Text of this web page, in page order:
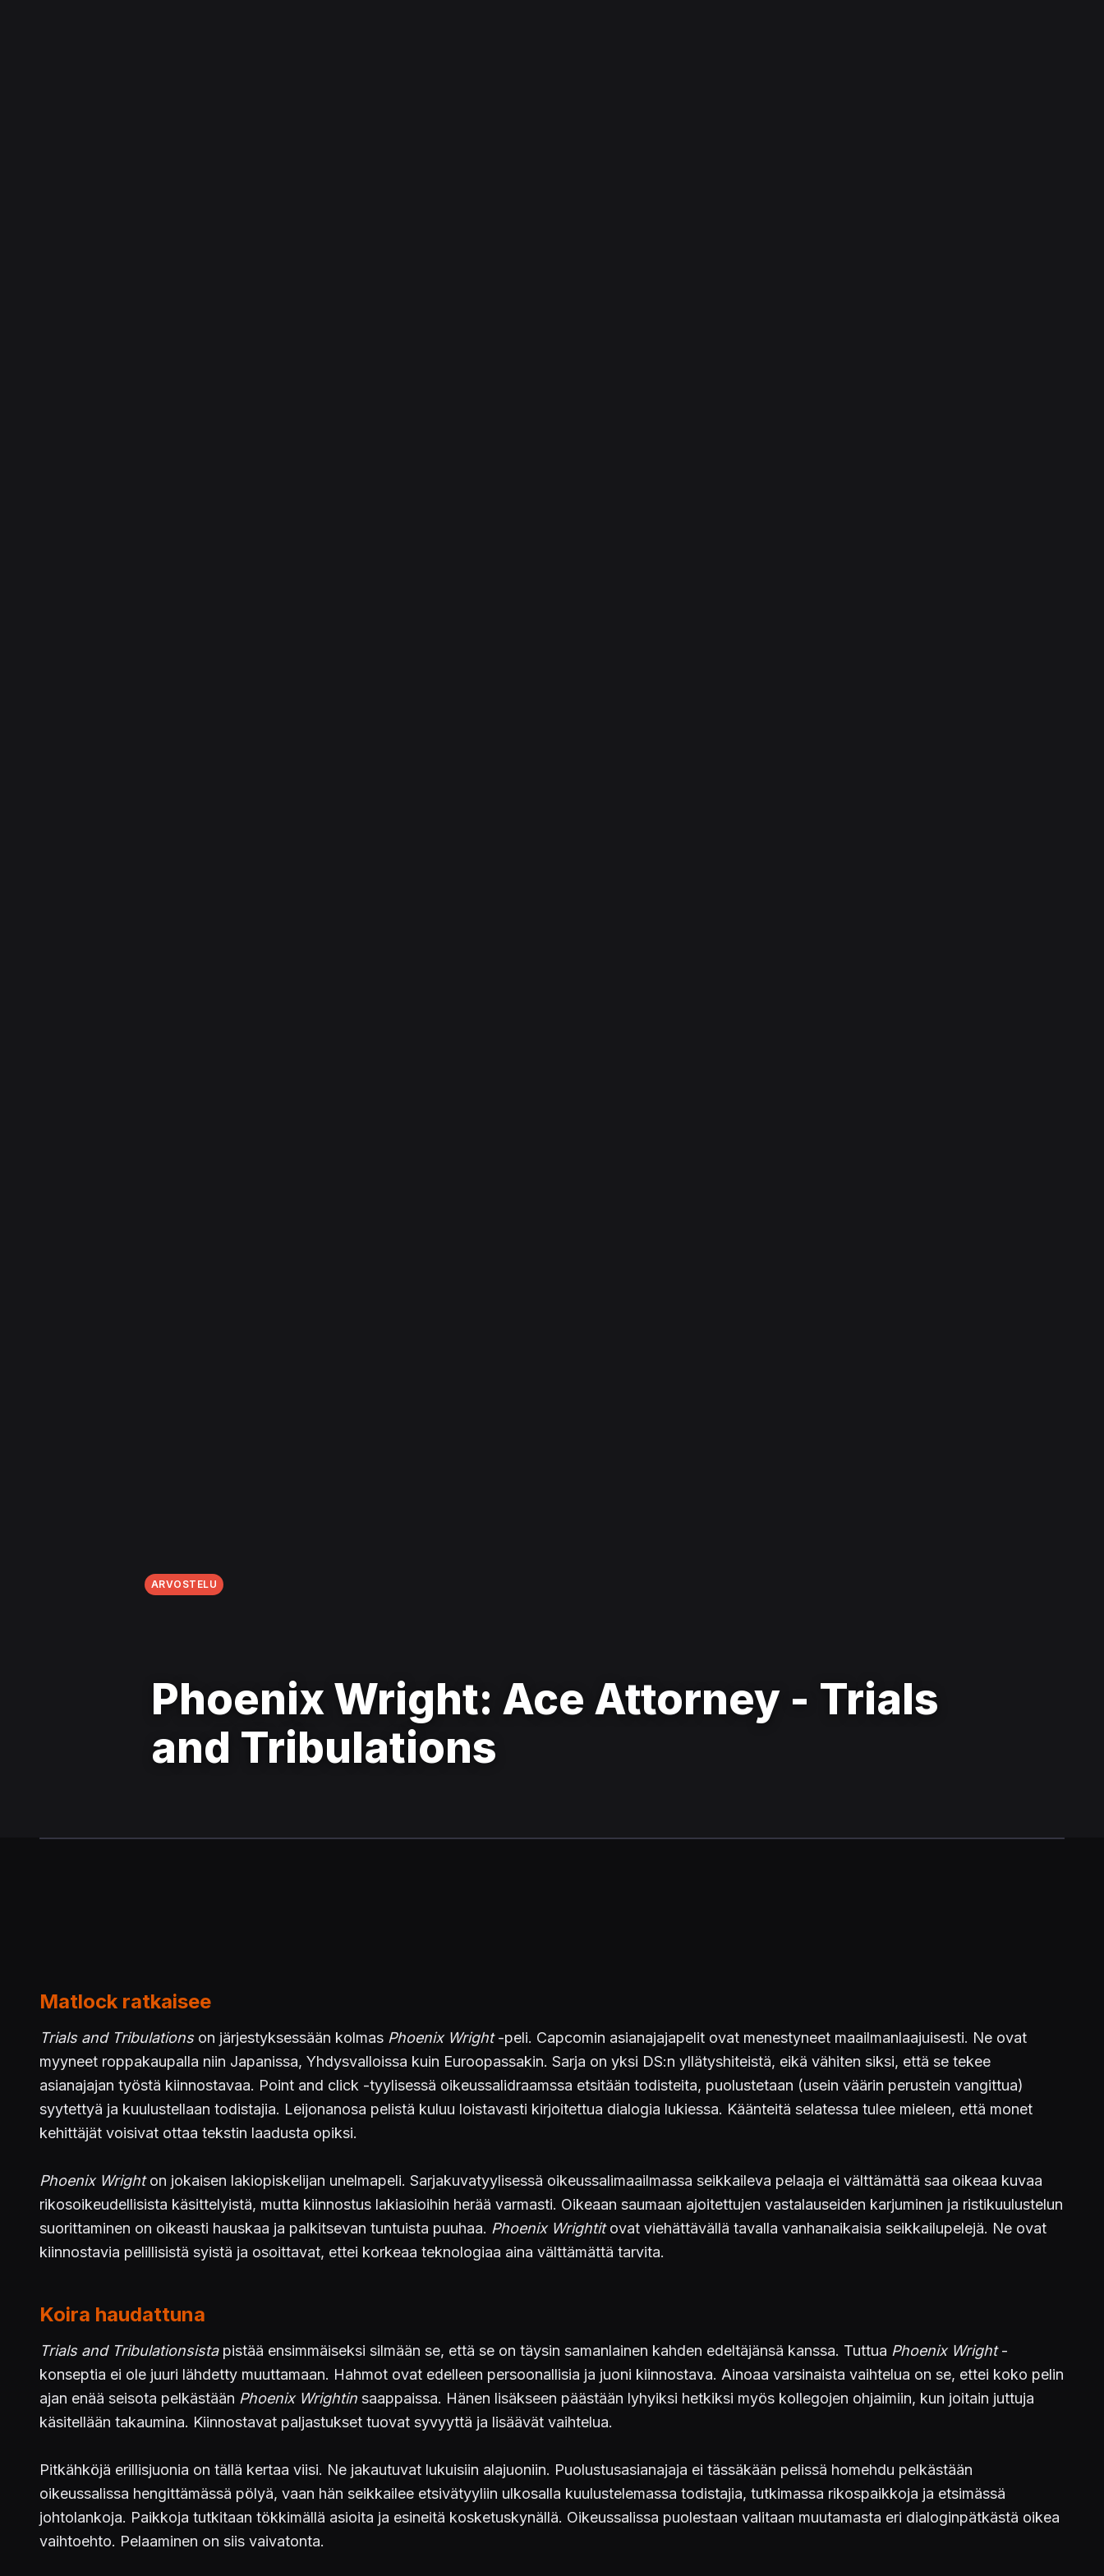
ARVOSTELU
Phoenix Wright: Ace Attorney - Trials
and Tribulations
Matlock ratkaisee
Trials and Tribulationson järjestyksessään kolmas Phoenix Wright-peli. Capcomin asianajajapelit ovat menestyneet maailmanlaajuisesti. Ne ovat
myyneet roppakaupalla niin Japanissa, Yhdysvalloissa kuin Euroopassakin. Sarja on yksi DS:n yllätyshiteistä, eikä vähiten siksi, että se tekee
asianajajan työstä kiinnostavaa. Point and click -tyylisessä oikeussalidraamssa etsitään todisteita, puolustetaan (usein väärin perustein vangittua)
syytettyä ja kuulustellaan todistajia. Leijonanosa pelistä kuluu loistavasti kirjoitettua dialogia lukiessa. Käänteitä selatessa tulee mieleen, että monet
kehittäjät voisivat ottaa tekstin laadusta opiksi.
Phoenix Wrighton jokaisen lakiopiskelijan unelmapeli. Sarjakuvatyylisessä oikeussalimaailmassa seikkaileva pelaaja ei välttämättä saa oikeaa kuvaa
rikosoikeudellisista käsittelyistä, mutta kiinnostus lakiasioihin herää varmasti. Oikeaan saumaan ajoitettujen vastalauseiden karjuminen ja ristikuulustelun
suorittaminen on oikeasti hauskaa ja palkitsevan tuntuista puuhaa. Phoenix Wrightitovat viehättävällä tavalla vanhanaikaisia seikkailupelejä. Ne ovat
kiinnostavia pelillisistä syistä ja osoittavat, ettei korkeaa teknologiaa aina välttämättä tarvita.
Koira haudattuna
Trials and Tribulationsistapistää ensimmäiseksi silmään se, että se on täysin samanlainen kahden edeltäjänsä kanssa. Tuttua Phoenix Wright-
konseptia ei ole juuri lähdetty muuttamaan. Hahmot ovat edelleen persoonallisia ja juoni kiinnostava. Ainoaa varsinaista vaihtelua on se, ettei koko pelin
ajan enää seisota pelkästään Phoenix Wrightin saappaissa. Hänen lisäkseen päästään lyhyiksi hetkiksi myös kollegojen ohjaimiin, kun joitain juttuja
käsitellään takaumina. Kiinnostavat paljastukset tuovat syvyyttä ja lisäävät vaihtelua.
Pitkähköjä erillisjuonia on tällä kertaa viisi. Ne jakautuvat lukuisiin alajuoniin. Puolustusasianajaja ei tässäkään pelissä homehdu pelkästään
oikeussalissa hengittämässä pölyä, vaan hän seikkailee etsivätyyliin ulkosalla kuulustelemassa todistajia, tutkimassa rikospaikkoja ja etsimässä
johtolankoja. Paikkoja tutkitaan tökkimällä asioita ja esineitä kosketuskynällä. Oikeussalissa puolestaan valitaan muutamasta eri dialoginpätkästä oikea
vaihtoehto. Pelaaminen on siis vaivatonta.